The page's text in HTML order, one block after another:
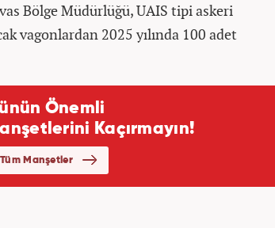
Bölge Müdürlüğü, UAIS tipi askeri
vagonlardan 2025 yılında 100 adet